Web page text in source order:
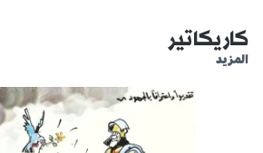
كاريكاتير
المزيد